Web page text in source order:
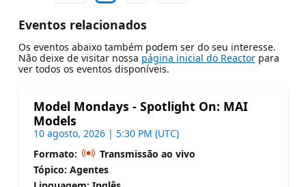
Eventos relacionados
Os eventos abaixo também podem ser do seu interesse.
Não deixe de visitar nossa página inicial do Reactorpara
ver todos os eventos disponíveis.
Model Mondays - Spotlight On: MAI
Models
10 agosto, 2026 | 5:30 PM (UTC)
Formato:
Transmissão ao vivo
Tópico: Agentes